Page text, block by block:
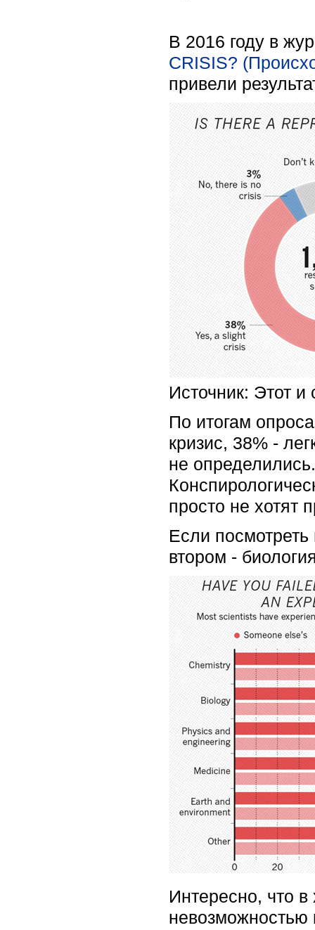
В 2016 году в
CRISIS?
привели
Источник: Этот
По итогам
кризис, 38% -
не определились.
просто не хотят
Если
втором -
Интересно, что
невозможностью